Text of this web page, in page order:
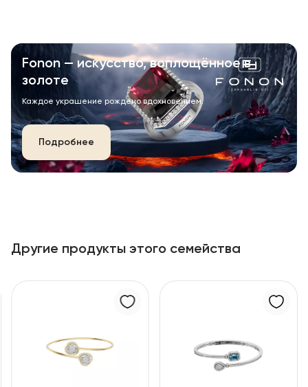
Fonon — искусство, воплощённое в
золоте
Каждое украшение рождено вдохновением.
Подробнее
Другие продукты этого семейства